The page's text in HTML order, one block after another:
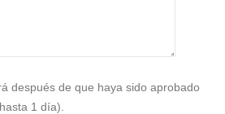
después de que haya sido aprobado
1 día).